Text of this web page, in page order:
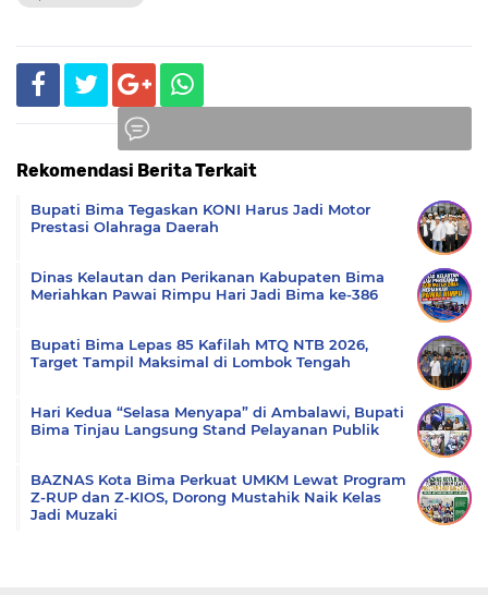
Rekomendasi Berita Terkait
Bupati Bima Tegaskan KONI Harus Jadi Motor
Prestasi Olahraga Daerah
Dinas Kelautan dan Perikanan Kabupaten Bima
Meriahkan Pawai Rimpu Hari Jadi Bima ke-386
Bupati Bima Lepas 85 Kafilah MTQ NTB 2026,
Target Tampil Maksimal di Lombok Tengah
Hari Kedua “Selasa Menyapa” di Ambalawi, Bupati
Bima Tinjau Langsung Stand Pelayanan Publik
BAZNAS Kota Bima Perkuat UMKM Lewat Program
Z-RUP dan Z-KIOS, Dorong Mustahik Naik Kelas
Jadi Muzaki